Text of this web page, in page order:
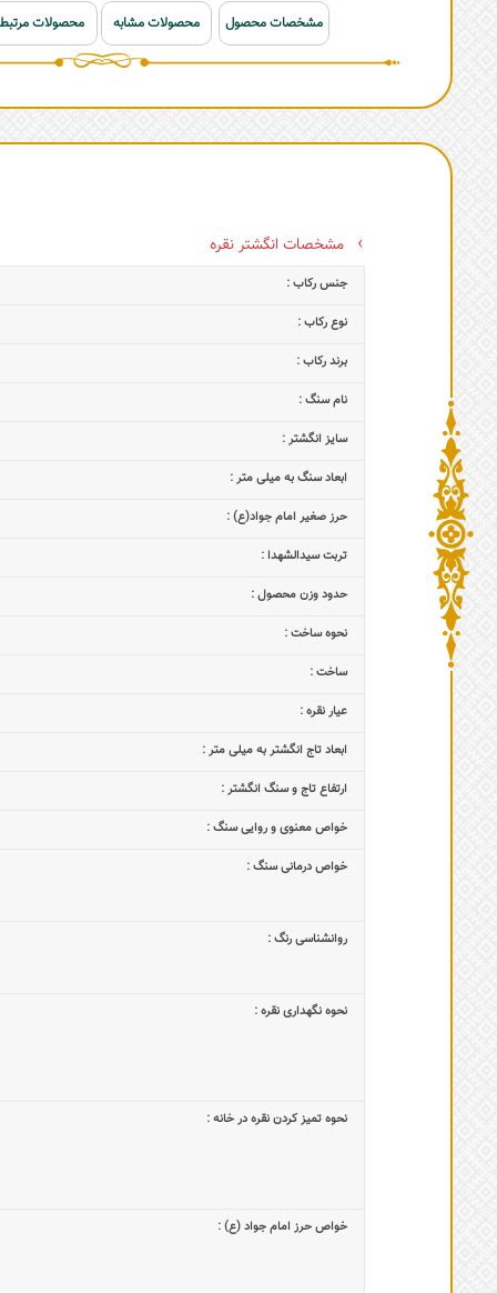
مشخصات محصول محصولات مشابه محصولات مرتبط
مشخصات انگشتر نقره
جنس رکاب :
نوع رکاب :
برند رکاب :
نام سنگ :
سایز انگشتر :
ابعاد سنگ به میلی متر :
حرز صغیر امام جواد(ع) :
تربت سیدالشهدا :
حدود وزن محصول :
نحوه ساخت :
ساخت :
عیار نقره :
ابعاد تاج‌ انگشتر به میلی متر :
ارتفاع تاج و سنگ انگشتر :
خواص معنوی و روایی سنگ :
خواص درمانی سنگ :
روانشناسی رنگ :
نحوه نگهداری نقره :
نحوه تمیز کردن نقره در خانه :
خواص حرز امام جواد (ع) :